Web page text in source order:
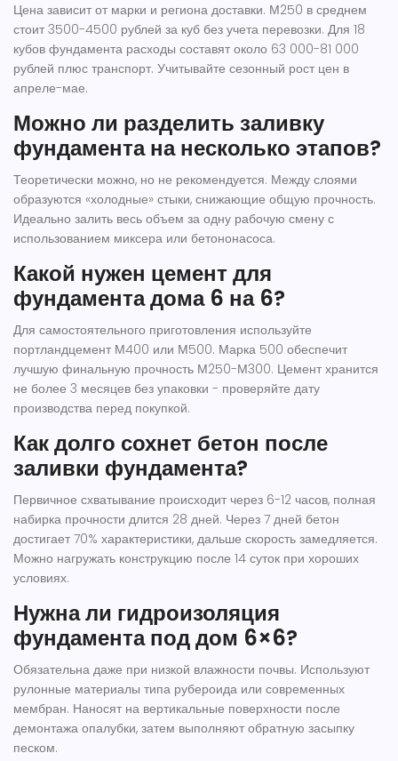
Цена зависит от марки и региона доставки. М250 в среднем
стоит 3500-4500 рублей за куб без учета перевозки. Для 18
кубов фундамента расходы составят около 63 000-81 000
рублей плюс транспорт. Учитывайте сезонный рост цен в
апреле-мае.
Можно ли разделить заливку
фундамента на несколько этапов?
Теоретически можно, но не рекомендуется. Между слоями
образуются «холодные» стыки, снижающие общую прочность.
Идеально залить весь объем за одну рабочую смену с
использованием миксера или бетононасоса.
Какой нужен цемент для
фундамента дома 6 на 6?
Для самостоятельного приготовления используйте
портландцемент М400 или М500. Марка 500 обеспечит
лучшую финальную прочность М250-М300. Цемент хранится
не более 3 месяцев без упаковки - проверяйте дату
производства перед покупкой.
Как долго сохнет бетон после
заливки фундамента?
Первичное схватывание происходит через 6-12 часов, полная
набирка прочности длится 28 дней. Через 7 дней бетон
достигает 70% характеристики, дальше скорость замедляется.
Можно нагружать конструкцию после 14 суток при хороших
условиях.
Нужна ли гидроизоляция
фундамента под дом 6×6?
Обязательна даже при низкой влажности почвы. Используют
рулонные материалы типа рубероида или современных
мембран. Наносят на вертикальные поверхности после
демонтажа опалубки, затем выполняют обратную засыпку
песком.